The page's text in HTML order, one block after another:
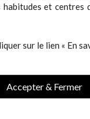
et centres
sur le lien « En
Accepter & Fermer